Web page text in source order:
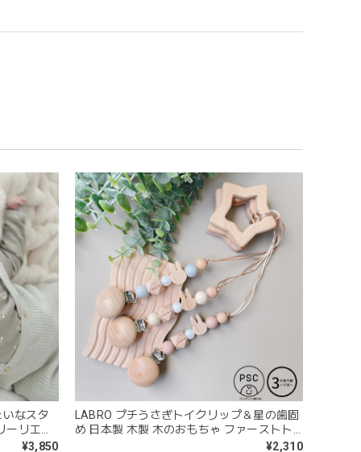
製なので哺乳瓶と一緒に洗ったり除菌できたり常に清
とができないため衛生面は若干気になりますが、見た
問題なし^ ^ありがとうございました♡
なスタ
リエー
¥3,850
LABRO プチうさぎトイクリップ＆星の歯固
め 日本製 木製 木のおもちゃ ファーストト
¥2,310